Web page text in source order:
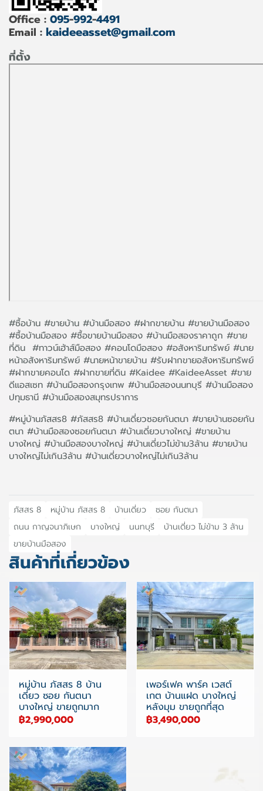
Office : 095-992-4491
Email : kaideeasset@gmail.com
ที่ตั้ง
#ซื้อบ้าน #ขายบ้าน #บ้านมือสอง #ฝากขายบ้าน #ขายบ้านมือสอง
#ซื้อบ้านมือสอง #ซื้อขายบ้านมือสอง #บ้านมือสองราคาถูก #ขาย
ที่ดิน #ทาวน์เฮ้าส์มือสอง #คอนโดมือสอง #อสังหาริมทรัพย์ #นาย
หน้าอสังหาริมทรัพย์ #นายหน้าขายบ้าน #รับฝากขายอสังหาริมทรัพย์
#ฝากขายคอนโด #ฝากขายที่ดิน #Kaidee #KaideeAsset #ขาย
ดีแอสเซท #บ้านมือสองกรุงเทพ #บ้านมือสองนนทบุรี #บ้านมือสอง
ปทุมธานี #บ้านมือสองสมุทรปราการ
#หมู่บ้านภัสสร8 #ภัสสร8 #บ้านเดี่ยวซอยกันตนา #ขายบ้านซอยกัน
ตนา #บ้านมือสองซอยกันตนา #บ้านเดี่ยวบางใหญ่ #ขายบ้าน
บางใหญ่ #บ้านมือสองบางใหญ่ #บ้านเดี่ยวไม่ข้าม3ล้าน #ขายบ้าน
บางใหญ่ไม่เกิน3ล้าน #บ้านเดี่ยวบางใหญ่ไม่เกิน3ล้าน
ภัสสร 8 หมู่บ้าน ภัสสร 8 บ้านเดี่ยว
ซอย กันตนา
ถนน กาญจนาภิเษก
บางใหญ่ นนทบุรี
บ้านเดี่ยว ไม่ข้าม 3 ล้าน
ขายบ้านมือสอง
สินค้าที่เกี่ยวข้อง
หมู่บ้าน ภัสสร 8 บ้าน
เดี่ยว ซอย กันตนา
บางใหญ่ ขายถูกมาก
฿2,990,000
เพอร์เฟค พาร์ค เวสต์
เกต บ้านแฝด บางใหญ่
หลังมุม ขายถูกที่สุด
฿3,490,000